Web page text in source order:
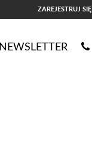
ZAREJESTRUJ SIĘ
NEWSLETTER